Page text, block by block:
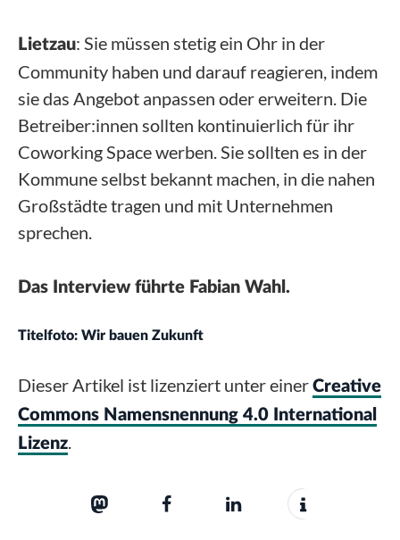
Lietzau: Sie müssen stetig ein Ohr in der
Community haben und darauf reagieren, indem
sie das Angebot anpassen oder erweitern. Die
Betreiber:innen sollten kontinuierlich für ihr
Coworking Space werben. Sie sollten es in der
Kommune selbst bekannt machen, in die nahen
Großstädte tragen und mit Unternehmen
sprechen.
Das Interview führte Fabian Wahl.
Titelfoto: Wir bauen Zukunft
Dieser Artikel ist lizenziert unter einer Creative
Commons Namensnennung 4.0 International
Lizenz.